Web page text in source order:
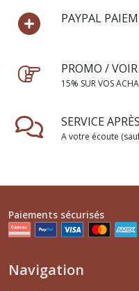
PAYPAL
PROMO /
15% SUR VOS
SERVICE
A votre écoute
Paiements sécurisés
Navigation